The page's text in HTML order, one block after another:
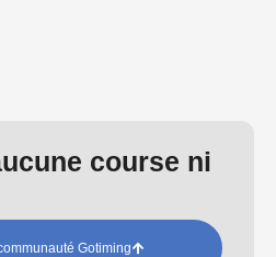
course ni
Gotiming